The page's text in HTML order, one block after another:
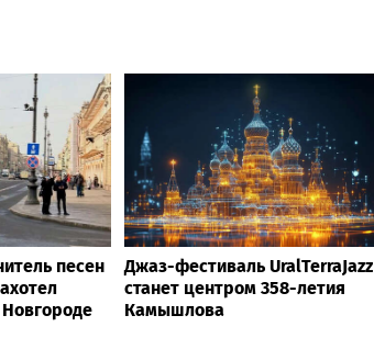
песен
Джаз-фестиваль UralTerraJazz
станет центром 358-летия
Камышлова